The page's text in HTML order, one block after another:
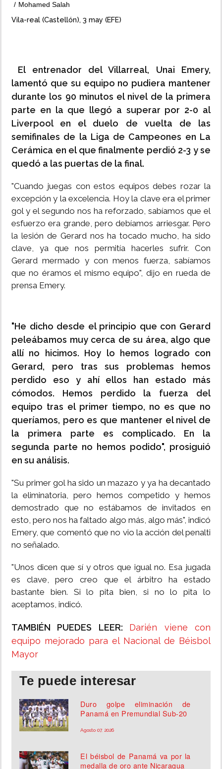
Mohamed Salah
Vila-real (Castellón), 3 may (EFE)
El entrenador del Villarreal, Unai Emery,
lamentó que su equipo no pudiera mantener
durante los 90 minutos el nivel de la primera
parte en la que llegó a superar por 2-0 al
Liverpool en el duelo de vuelta de las
semifinales de la Liga de Campeones en La
Cerámica en el que finalmente perdió 2-3 y se
quedó a las puertas de la final.
"Cuando juegas con estos equipos debes rozar la
excepción y la excelencia. Hoy la clave era el primer
gol y el segundo nos ha reforzado, sabíamos que el
esfuerzo era grande, pero debíamos arriesgar. Pero
la lesión de Gerard nos ha tocado mucho, ha sido
clave, ya que nos permitía hacerles sufrir. Con
Gerard mermado y con menos fuerza, sabíamos
que no éramos el mismo equipo", dijo en rueda de
prensa Emery.
"He dicho desde el principio que con Gerard
peleábamos muy cerca de su área, algo que
allí no hicimos. Hoy lo hemos logrado con
Gerard, pero tras sus problemas hemos
perdido eso y ahí ellos han estado más
cómodos. Hemos perdido la fuerza del
equipo tras el primer tiempo, no es que no
queríamos, pero es que mantener el nivel de
la primera parte es complicado. En la
segunda parte no hemos podido", prosiguió
en su análisis.
"Su primer gol ha sido un mazazo y ya ha decantado
la eliminatoria, pero hemos competido y hemos
demostrado que no estábamos de invitados en
esto, pero nos ha faltado algo más, algo más", indicó
Emery, que comentó que no vio la acción del penalti
no señalado.
"Unos dicen que sí y otros que igual no. Esa jugada
es clave, pero creo que el árbitro ha estado
bastante bien. Si lo pita bien, si no lo pita lo
aceptamos, indicó.
TAMBIÉN PUEDES LEER: Darién viene con
equipo mejorado para el Nacional de Béisbol
Mayor
Te puede interesar
Duro golpe eliminación de
Panamá en Premundial Sub-20
Agosto 07, 2026
El béisbol de Panamá va por la
medalla de oro ante Nicaragua